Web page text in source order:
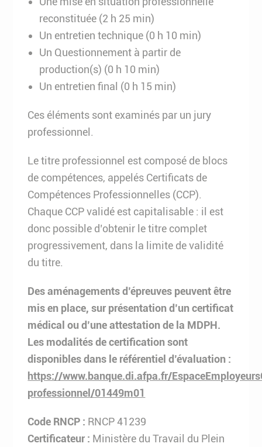
reconstituée (2 h 25 min)
Un entretien technique (0 h 10 min)
Un Questionnement à partir de
production(s) (0 h 10 min)
Un entretien final (0 h 15 min)
Ces éléments sont examinés par un jury
professionnel.
Le titre professionnel est composé de blocs
de compétences, appelés Certificats de
Compétences Professionnelles (CCP).
Chaque CCP validé est capitalisable : il est
donc possible d’obtenir le titre complet
progressivement, dans la limite de validité
du titre.
Des aménagements d’épreuves peuvent être
mis en place, sur présentation d’un certificat
médical ou d’une attestation de la MDPH.
Les modalités de certification sont
disponibles dans le référentiel d’évaluation :
https://www.banque.di.afpa.fr/
professionnel/01449m01
Code RNCP : RNCP 41239
Certificateur : Ministère du Travail du Plein